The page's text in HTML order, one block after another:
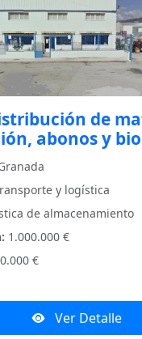
de
abonos y
y logística
de almacenamiento
1.000.000 €
€
Ver Detalle